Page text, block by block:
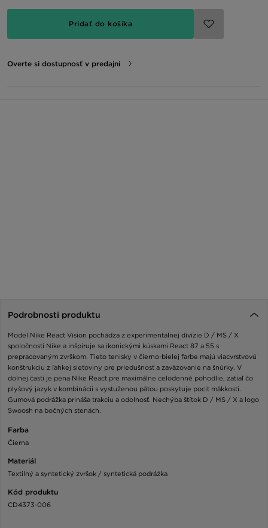
Pridať do košíka
Overte si dostupnosť v predajni
Podrobnosti produktu
Model Nike React Vision pochádza z experimentálnej divízie D / MS / X
spoločnosti Nike a inšpiruje sa ikonickými kúskami React 87 a 55 s
prepracovaným zvrškom. Tieto tenisky v čierno-bielej farbe majú viacvrstvovú
konštrukciu z ľahkej sieťoviny pre priedušnosť a zaväzovanie na šnúrky. V
dolnej časti je pena Nike React pre maximálne celodenné pohodlie, zatiaľ čo
plyšový jazyk v kombinácii s vystuženou pätou poskytuje pocit mäkkosti.
Gumová podrážka prináša trakciu a odolnosť. Nechýba štítok D / MS / X a logo
Swoosh na bočných stenách.
Farba
Čierna
Materiál
Textilný a syntetický zvršok / syntetická podráźka
Kód produktu
CD4373-006